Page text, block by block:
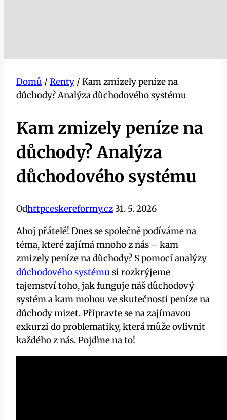
Domů / Renty / Kam zmizely peníze na
důchody? Analýza důchodového systému
Kam zmizely peníze na
důchody? Analýza
důchodového systému
Odhttpceskereformy.cz31. 5. 2026
Ahoj přátelé! Dnes se společně podíváme na
téma, které zajímá mnoho z nás – kam
zmizely peníze na důchody? S pomocí analýzy
důchodového systému si rozkrýjeme
tajemství toho, jak funguje náš důchodový
systém a kam mohou ve skutečnosti peníze na
důchody mizet. Připravte se na zajímavou
exkurzi do problematiky, která může ovlivnit
každého z nás. Pojďme na to!